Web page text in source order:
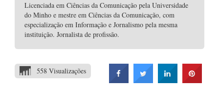
Licenciada em Ciências da Comunicação pela Universidade
do Minho e mestre em Ciências da Comunicação, com
especialização em Informação e Jornalismo pela mesma
instituição. Jornalista de profissão.
558 Visualizações